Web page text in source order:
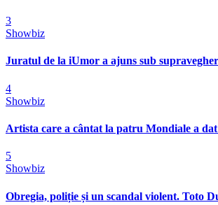
3
Showbiz
Juratul de la iUmor a ajuns sub
4
Showbiz
Artista care a cântat la patru Mondiale a
5
Showbiz
Obregia, poliție și un scandal violent. Toto